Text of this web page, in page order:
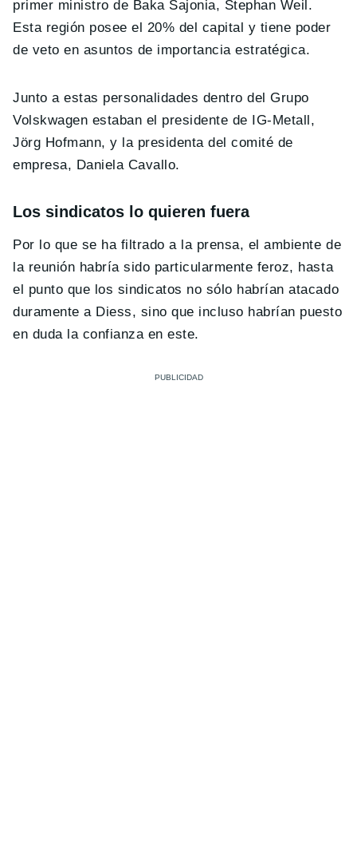
primer ministro de Baka Sajonia, Stephan Weil.
Esta región posee el 20% del capital y tiene poder
de veto en asuntos de importancia estratégica.
Junto a estas personalidades dentro del Grupo
Volskwagen estaban el presidente de IG-Metall,
Jörg Hofmann, y la presidenta del comité de
empresa, Daniela Cavallo.
Los sindicatos lo quieren fuera
Por lo que se ha filtrado a la prensa, el ambiente de
la reunión habría sido particularmente feroz, hasta
el punto que los sindicatos no sólo habrían atacado
duramente a Diess, sino que incluso habrían puesto
en duda la confianza en este.